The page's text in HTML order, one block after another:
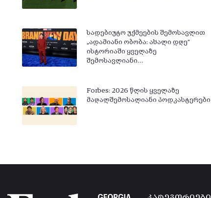
სადებიუტო უქმეების შემოსავლით
„ადამიანი ობობა: ახალი დღე“
ისტორიაში ყველაზე
შემოსავლიანი…
Forbes: 2026 წლის ყველაზე
მაღალშემოსალიანი პოდკასტერები